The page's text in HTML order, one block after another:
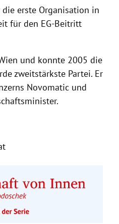
die erste Organisation in
für den EG-Beitritt
und konnte 2005 die
zweitstärkste Partei. Er
Novomatic und